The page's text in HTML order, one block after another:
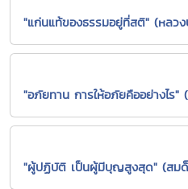
"แก่นแท้ของธรรมอยู่ที่สติ" (หลวง
"อภัยทาน การให้อภัยคืออย่างไร"
"ผู้ปฏิบัติ เป็นผู้มีบุญสูงสุด" (สมด็